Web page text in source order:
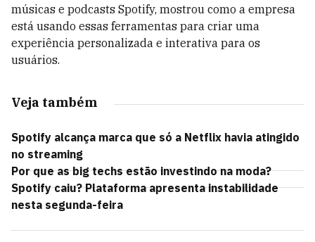
músicas e podcasts Spotify, mostrou como a empresa
está usando essas ferramentas para criar uma
experiência personalizada e interativa para os
usuários.
Veja também
Spotify alcança marca que só a Netflix havia atingido
no streaming
Por que as big techs estão investindo na moda?
Spotify caiu? Plataforma apresenta instabilidade
nesta segunda-feira